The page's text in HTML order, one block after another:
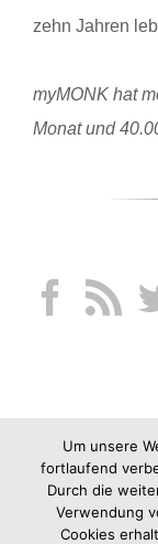
zehn Jahren
myMONK hat
Monat und
Um unsere
fortlaufend
Durch die
Verwendung
Cookies